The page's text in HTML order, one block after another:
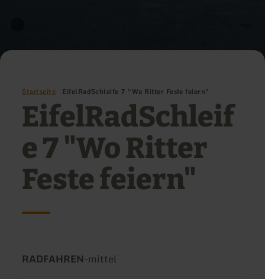
Startseite EifelRadSchleife 7 "Wo Ritter Feste feiern"
EifelRadSchleif
e 7 "Wo Ritter
Feste feiern"
Art
RADFAHREN-Schwierigkeit:
mittel